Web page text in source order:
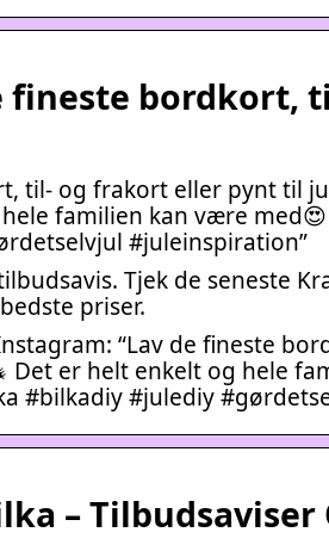
fineste bordkort,
til- og frakort eller pynt til
familien kan være
#juleinspiration”
Tjek de seneste
priser.
“Lav de fineste
er helt enkelt og hele
#bilkadiy #julediy
– Tilbudsaviser